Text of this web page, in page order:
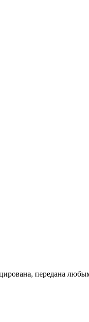
передана